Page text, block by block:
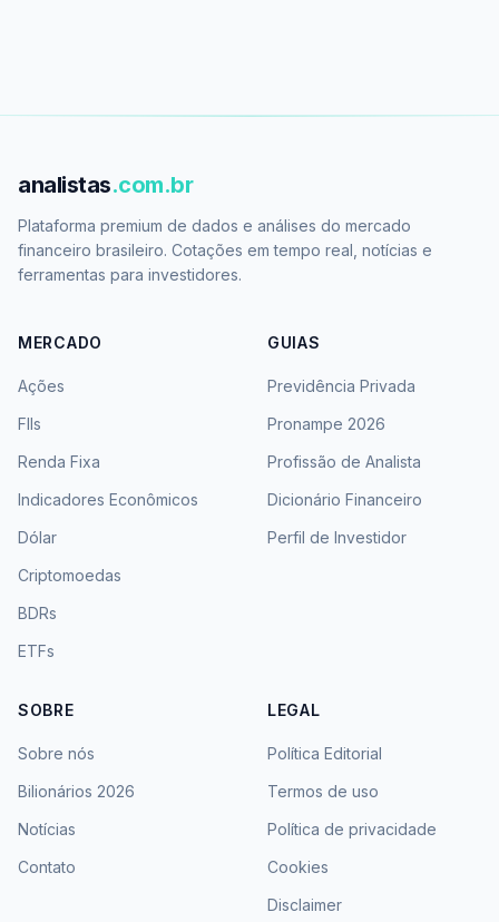
analistas.com.br
Plataforma premium de dados e análises do mercado
financeiro brasileiro. Cotações em tempo real, notícias e
ferramentas para investidores.
MERCADO
Ações
FIIs
Renda Fixa
Indicadores Econômicos
Dólar
Criptomoedas
BDRs
ETFs
GUIAS
Previdência Privada
Pronampe 2026
Profissão de Analista
Dicionário Financeiro
Perfil de Investidor
SOBRE
Sobre nós
Bilionários 2026
Notícias
Contato
LEGAL
Política Editorial
Termos de uso
Política de privacidade
Cookies
Disclaimer